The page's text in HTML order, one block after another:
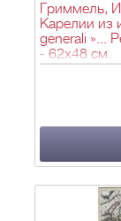
Гриммель,
Карелии из
generali »...
- 62х48 см.